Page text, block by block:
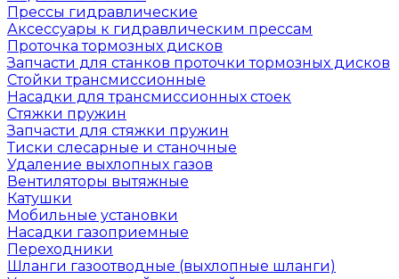
Прессы гидравлические
Аксессуары к гидравлическим прессам
Проточка тормозных дисков
Запчасти для станков проточки тормозных дисков
Стойки трансмиссионные
Насадки для трансмиссионных стоек
Стяжки пружин
Запчасти для стяжки пружин
Тиски слесарные и станочные
Удаление выхлопных газов
Вентиляторы вытяжные
Катушки
Мобильные установки
Насадки газоприемные
Переходники
Шланги газоотводные (выхлопные шланги)